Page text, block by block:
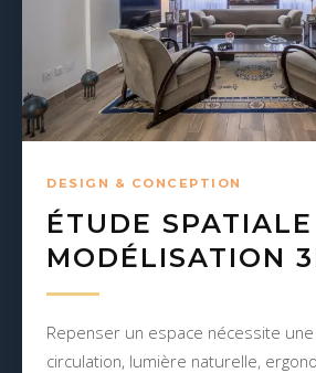
DESIGN & CONCEPTION
ÉTUDE
MODÉLISATION
Repenser un espace nécessite
circulation, lumière naturelle,